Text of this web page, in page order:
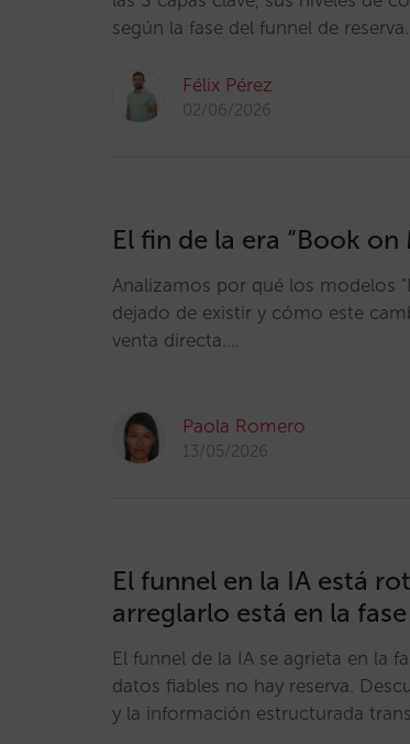
según la fase del funnel de
Félix Pérez
02/06/2026
El fin de la era “Book on
Analizamos por qué los modelos
dejado de existir y cómo este
venta directa.…
Paola Romero
13/05/2026
El funnel en la IA está
arreglarlo está en la
El funnel de la IA se agrieta en la
datos fiables no hay reserva.
y la información estructurada